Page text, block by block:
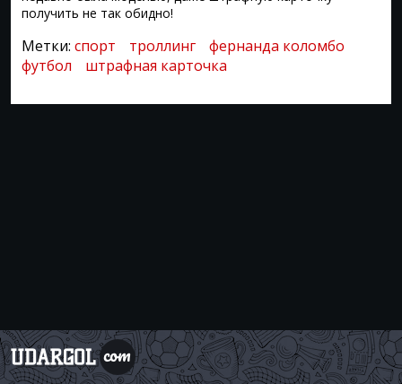
получить не так обидно!
Метки: спорт троллинг
фернанда коломбо
футбол
штрафная карточка